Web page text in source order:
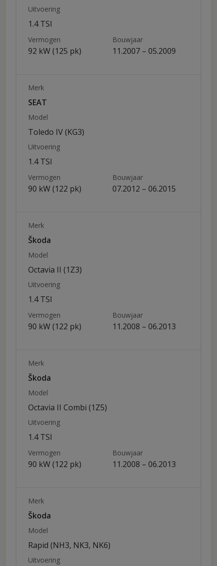
Uitvoering
1.4 TSI
Vermogen
92 kW (125 pk)
Bouwjaar
11.2007 – 05.2009
Merk
SEAT
Model
Toledo IV (KG3)
Uitvoering
1.4 TSI
Vermogen
90 kW (122 pk)
Bouwjaar
07.2012 – 06.2015
Merk
Škoda
Model
Octavia II (1Z3)
Uitvoering
1.4 TSI
Vermogen
90 kW (122 pk)
Bouwjaar
11.2008 – 06.2013
Merk
Škoda
Model
Octavia II Combi (1Z5)
Uitvoering
1.4 TSI
Vermogen
90 kW (122 pk)
Bouwjaar
11.2008 – 06.2013
Merk
Škoda
Model
Rapid (NH3, NK3, NK6)
Uitvoering